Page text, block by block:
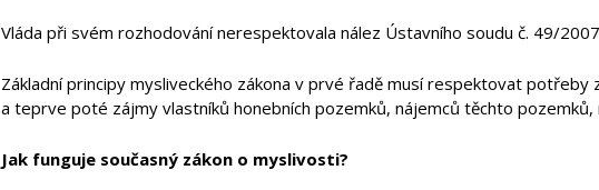
Vláda při svém rozhodování nerespektovala nález Ústavního soudu č. 49/
Základní principy mysliveckého zákona v prvé řadě musí respektovat potřeby
a teprve poté zájmy vlastníků honebních pozemků, nájemců těchto pozemků,
Jak funguje současný zákon o myslivosti?